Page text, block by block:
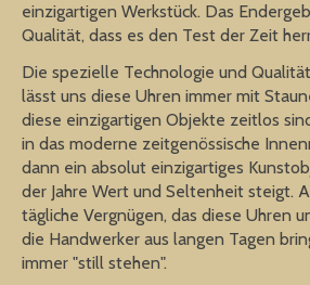
einzigartigen Werkstück. Das
Qualität, dass es den Test der Zeit
Die spezielle Technologie und
lässt uns diese Uhren immer mit
diese einzigartigen Objekte zeitlos
in das moderne zeitgenössische
dann ein absolut einzigartiges
der Jahre Wert und Seltenheit steigt.
tägliche Vergnügen, das diese Uhren
die Handwerker aus langen Tagen
immer "still stehen".